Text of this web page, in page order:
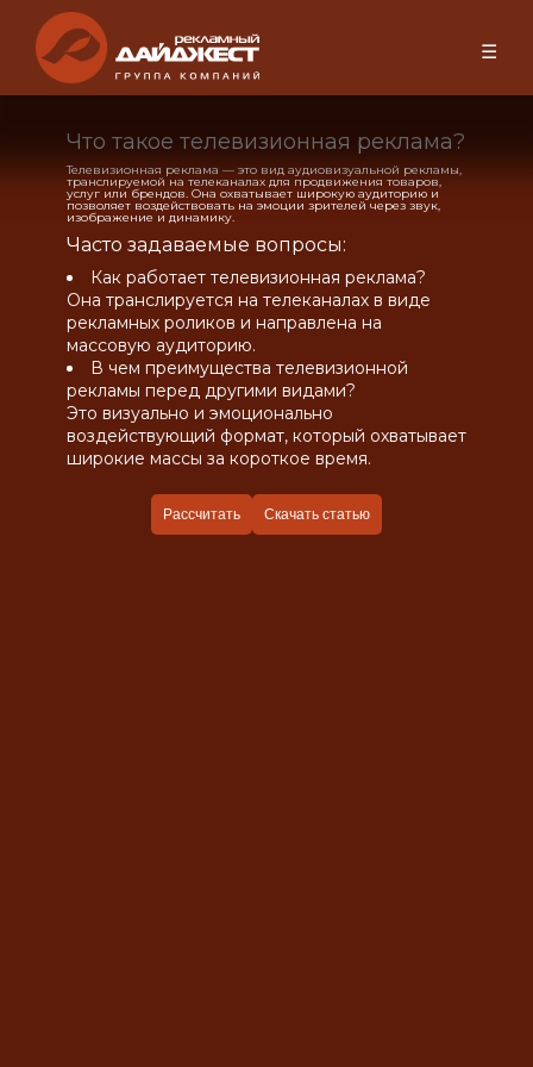
☰
Что такое телевизионная реклама?
Телевизионная реклама — это вид аудиовизуальной рекламы,
транслируемой на телеканалах для продвижения товаров,
услуг или брендов. Она охватывает широкую аудиторию и
позволяет воздействовать на эмоции зрителей через звук,
изображение и динамику.
Часто задаваемые вопросы:
Как работает телевизионная реклама?
Она транслируется на телеканалах в виде
рекламных роликов и направлена на
массовую аудиторию.
В чем преимущества телевизионной
рекламы перед другими видами?
Это визуально и эмоционально
воздействующий формат, который охватывает
широкие массы за короткое время.
Рассчитать Скачать статью